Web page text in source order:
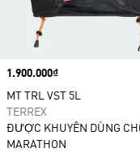
Price
1.900.000₫
MT TRL VST 5L
TERREX
ĐƯỢC KHUYÊN DÙNG
MARATHON